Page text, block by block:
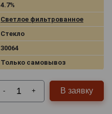
4.7%
Светлое фильтрованное
Стекло
30064
Только самовывоз
- + В заявку